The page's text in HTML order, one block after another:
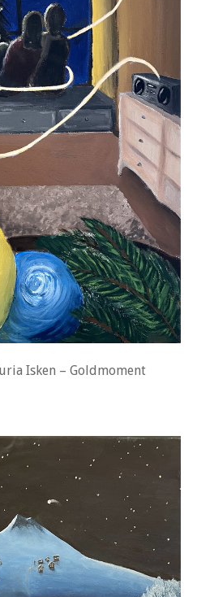
Isken – Goldmoment